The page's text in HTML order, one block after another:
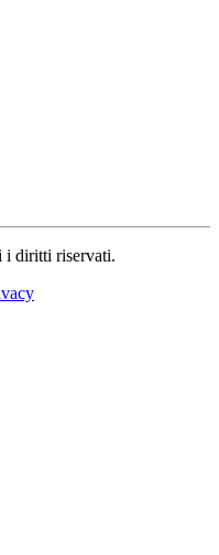
i diritti riservati.